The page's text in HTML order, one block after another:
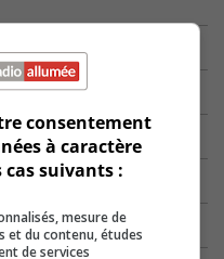
consentement
à caractère
cas suivants :
mesure de
et du contenu, études
de services